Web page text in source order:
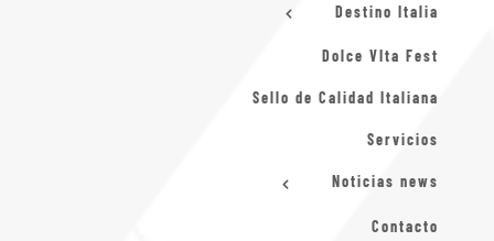
Destino Italia
Dolce VIta Fest
Sello de Calidad Italiana
Servicios
Noticias news
Contacto